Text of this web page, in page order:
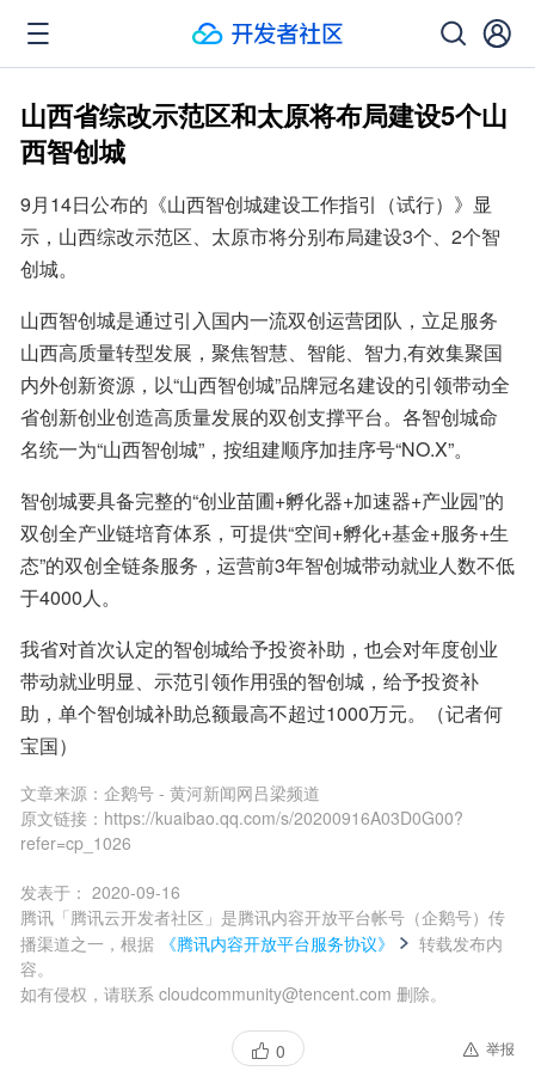
山西省综改示范区和太原将布局建设5个山
西智创城
9月14日公布的《山西智创城建设工作指引（试行）》显
示，山西综改示范区、太原市将分别布局建设3个、2个智
创城。
山西智创城是通过引入国内一流双创运营团队，立足服务
山西高质量转型发展，聚焦智慧、智能、智力,有效集聚国
内外创新资源，以“山西智创城”品牌冠名建设的引领带动全
省创新创业创造高质量发展的双创支撑平台。各智创城命
名统一为“山西智创城”，按组建顺序加挂序号“NO.X”。
智创城要具备完整的“创业苗圃+孵化器+加速器+产业园”的
双创全产业链培育体系，可提供“空间+孵化+基金+服务+生
态”的双创全链条服务，运营前3年智创城带动就业人数不低
于4000人。
我省对首次认定的智创城给予投资补助，也会对年度创业
带动就业明显、示范引领作用强的智创城，给予投资补
助，单个智创城补助总额最高不超过1000万元。（记者何
宝国）
文章来源： 企鹅号 - 黄河新闻网吕梁频道
原文链接： https://kuaibao.qq.com/s/20200916A03D0G00?
refer=cp_1026
发表于： 2020-09-16
腾讯「腾讯云开发者社区」是腾讯内容开放平台帐号（企鹅号）传
播渠道之一，根据
《腾讯内容开放平台服务协议》
转载发布内
容。
如有侵权，请联系 cloudcommunity@tencent.com 删除。
0 举报